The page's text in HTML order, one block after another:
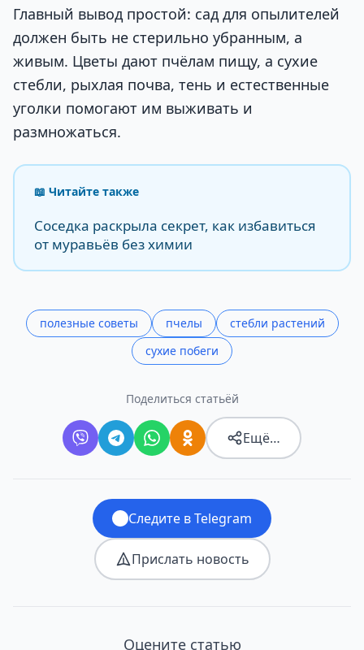
Главный вывод простой: сад для опылителей
должен быть не стерильно убранным, а
живым. Цветы дают пчёлам пищу, а сухие
стебли, рыхлая почва, тень и естественные
уголки помогают им выживать и
размножаться.
📖 Читайте также
Соседка раскрыла секрет, как избавиться
от муравьёв без химии
полезные советы пчелы
стебли растений
сухие побеги
Поделиться статьёй
Ещё…
Следите в Telegram
Прислать новость
Оцените статью